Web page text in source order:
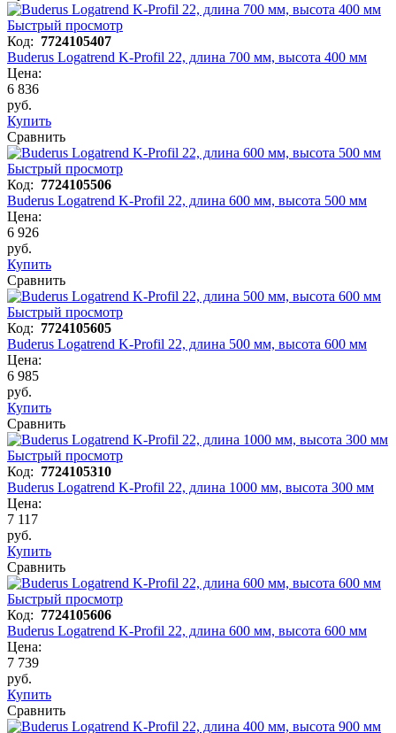
Быстрый просмотр
Код: 7724105407
Buderus Logatrend K-Profil 22, длина 700 мм, высота 400 мм
Цена:
6 836
руб.
Купить
Сравнить
Быстрый просмотр
Код: 7724105506
Buderus Logatrend K-Profil 22, длина 600 мм, высота 500 мм
Цена:
6 926
руб.
Купить
Сравнить
Быстрый просмотр
Код: 7724105605
Buderus Logatrend K-Profil 22, длина 500 мм, высота 600 мм
Цена:
6 985
руб.
Купить
Сравнить
Быстрый просмотр
Код: 7724105310
Buderus Logatrend K-Profil 22, длина 1000 мм, высота 300 мм
Цена:
7 117
руб.
Купить
Сравнить
Быстрый просмотр
Код: 7724105606
Buderus Logatrend K-Profil 22, длина 600 мм, высота 600 мм
Цена:
7 739
руб.
Купить
Сравнить